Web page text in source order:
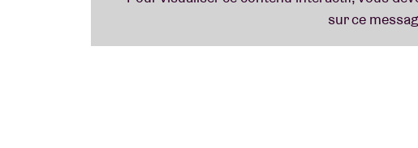
Deux jours plus tôt, N'Faly Kouyaté sera l'invité de